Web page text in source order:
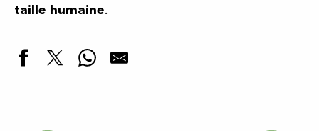
taille humaine.